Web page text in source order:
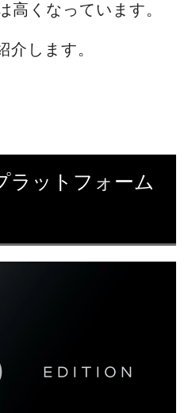
高くなっています。
介します。
ラットフォーム